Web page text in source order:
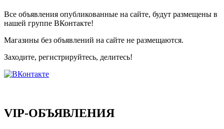
Все объявления опубликованные на сайте, будут размещены в
нашей группе ВКонтакте!
Магазины без объявлений на сайте не размещаются.
Заходите, регистрируйтесь, делитесь!
VIP-ОБЪЯВЛЕНИЯ